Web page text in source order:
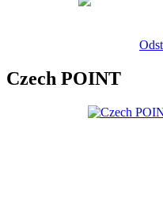
Czech POINT